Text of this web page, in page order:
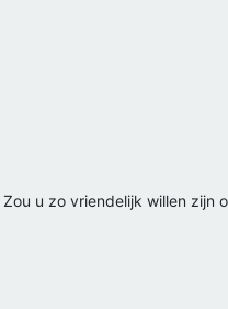
u zo vriendelijk willen zijn